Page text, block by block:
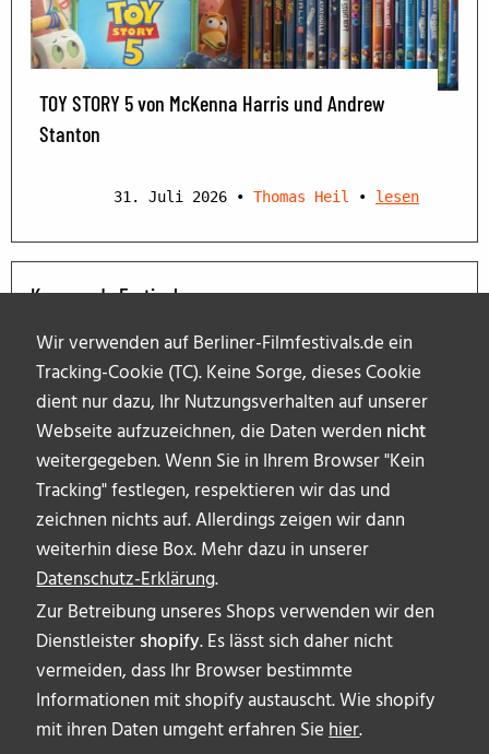
Wir verwenden auf Berliner-Filmfestivals.de ein
Tracking-Cookie (TC). Keine Sorge, dieses Cookie
dient nur dazu, Ihr Nutzungsverhalten auf unserer
Webseite aufzuzeichnen, die Daten werden nicht
weitergegeben. Wenn Sie in Ihrem Browser "Kein
Tracking" festlegen, respektieren wir das und
zeichnen nichts auf. Allerdings zeigen wir dann
weiterhin diese Box. Mehr dazu in unserer
Datenschutz-Erklärung.
Zur Betreibung unseres Shops verwenden wir den
Dienstleistershopify. Es lässt sich daher nicht
vermeiden, dass Ihr Browser bestimmte
Informationen mit shopify austauscht. Wie shopify
mit ihren Daten umgeht erfahren Siehier.
TOY STORY 5 von McKenna Harris und Andrew
Stanton
31. Juli 2026 • Thomas Heil • lesen
Kommende Festivals
ÜBER UNS
AUTOR_INNEN